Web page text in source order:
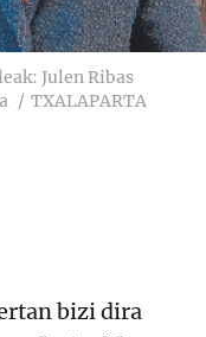
Julen Ribas
TXALAPARTA
bizi dira